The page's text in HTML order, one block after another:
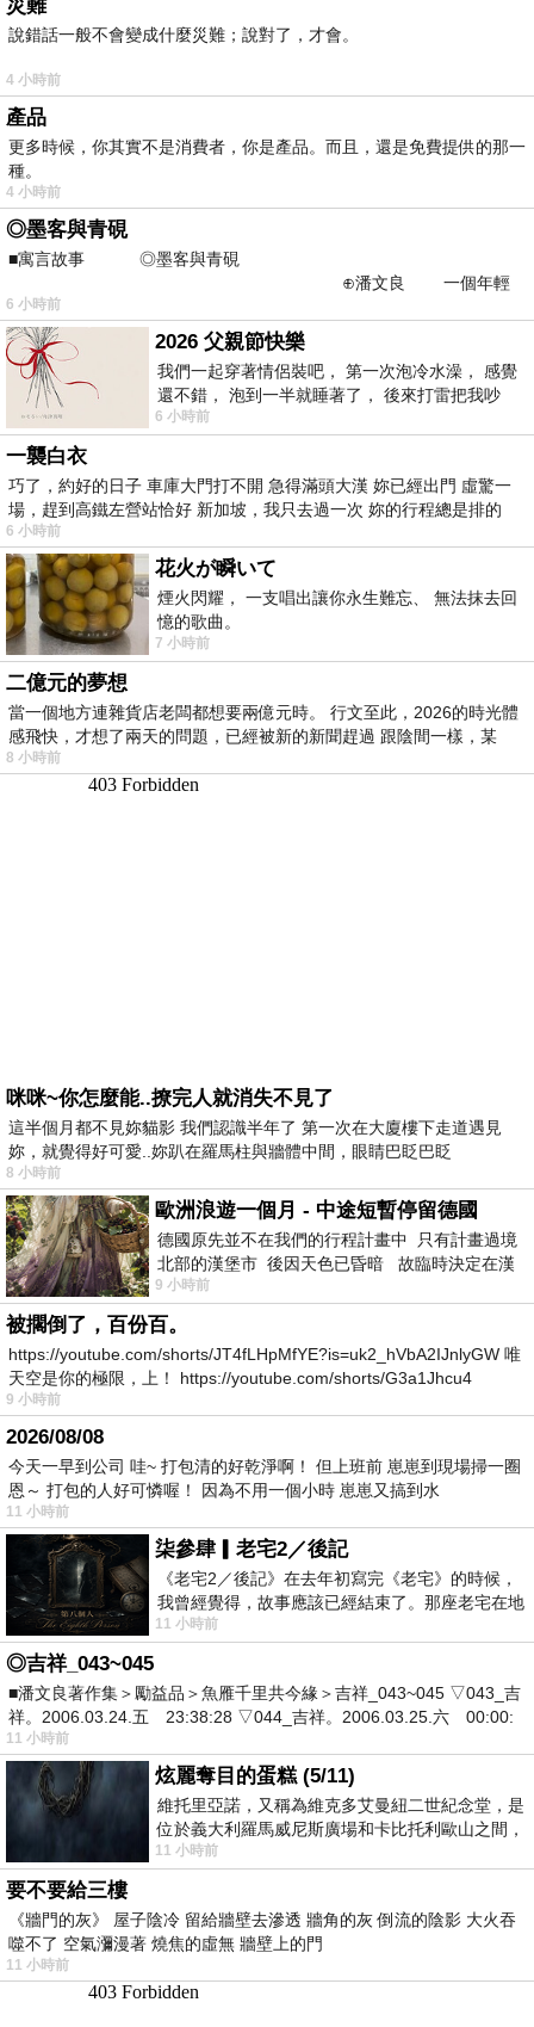
災難
說錯話一般不會變成什麼災難；說對了，才會。
4 小時前
產品
更多時候，你其實不是消費者，你是產品。而且，還是免費提供的那一
種。
4 小時前
◎墨客與青硯
■寓言故事 ◎墨客與青硯
⊕潘文良 一個年輕
的墨客，在京城的古玩肆裡
6 小時前
2026 父親節快樂
我們一起穿著情侶裝吧， 第一次泡冷水澡， 感覺
還不錯， 泡到一半就睡著了， 後來打雷把我吵
醒， 手
6 小時前
一襲白衣
巧了，約好的日子 車庫大門打不開 急得滿頭大漢 妳已經出門 虛驚一
場，趕到高鐵左營站恰好 新加坡，我只去過一次 妳的行程總是排的
6 小時前
花火が瞬いて
煙火閃耀， 一支唱出讓你永生難忘、 無法抹去回
憶的歌曲。
7 小時前
二億元的夢想
當一個地方連雜貨店老闆都想要兩億元時。 行文至此，2026的時光體
感飛快，才想了兩天的問題，已經被新的新聞趕過 跟陰間一樣，某
8 小時前
咪咪~你怎麼能..撩完人就消失不見了
這半個月都不見妳貓影 我們認識半年了 第一次在大廈樓下走道遇見
妳，就覺得好可愛..妳趴在羅馬柱與牆體中間，眼睛巴眨巴眨
8 小時前
歐洲浪遊一個月 - 中途短暫停留德國
德國原先並不在我們的行程計畫中 只有計畫過境
北部的漢堡市 後因天色已昏暗 故臨時決定在漢
堡市吃晚餐和過夜
9 小時前
被擱倒了，百份百。
https://youtube.com/shorts/JT4fLHpMfYE?is=uk2_hVbA2IJnlyGW 唯
天空是你的極限，上！ https://youtube.com/shorts/G3a1Jhcu4
9 小時前
2026/08/08
今天一早到公司 哇~ 打包清的好乾淨啊！ 但上班前 崽崽到現場掃一圈
恩～ 打包的人好可憐喔！ 因為不用一個小時 崽崽又搞到水
11 小時前
柒參肆▎老宅2／後記
《老宅2／後記》在去年初寫完《老宅》的時候，
我曾經覺得，故事應該已經結束了。那座老宅在地
震中倒塌，七個人終於離開那片黑暗，
11 小時前
◎吉祥_043~045
■潘文良著作集＞勵益品＞魚雁千里共今緣＞吉祥_043~045 ▽043_吉
祥。2006.03.24.五 23:38:28 ▽044_吉祥。2006.03.25.六 00:00:
11 小時前
炫麗奪目的蛋糕 (5/11)
維托里亞諾，又稱為維克多艾曼紐二世紀念堂，是
位於義大利羅馬威尼斯廣場和卡比托利歐山之間，
用以紀念統一義大利統一後的的第一位國
11 小時前
要不要給三樓
《牆門的灰》 屋子陰冷 留給牆壁去滲透 牆角的灰 倒流的陰影 大火吞
噬不了 空氣瀰漫著 燒焦的虛無 牆壁上的門
11 小時前